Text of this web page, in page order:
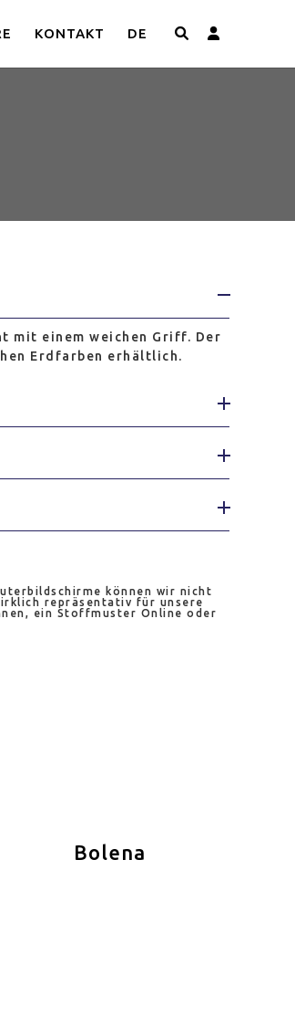
KONTAKT DE
mit einem weichen Griff. Der
Erdfarben erhältlich.
können wir nicht
repräsentativ für unsere
ein Stoffmuster Online oder
Bolena